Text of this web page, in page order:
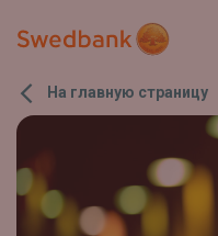
На главную страницу